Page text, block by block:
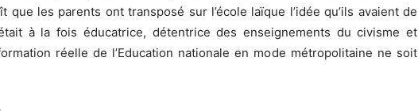
que les parents ont transposé sur l’école laïque l’idée qu’ils avaient de
à la fois éducatrice, détentrice des enseignements du civisme et
réelle de l’Education nationale en mode métropolitaine ne soit